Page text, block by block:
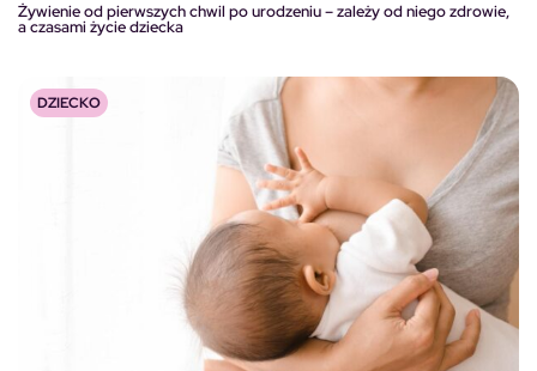
Żywienie od pierwszych chwil po urodzeniu – zależy od niego zdrowie,
a czasami życie dziecka
DZIECKO